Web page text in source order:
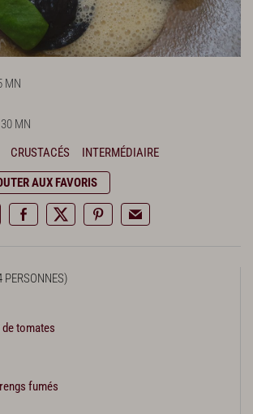
MN
30 MN
CRUSTACÉS INTERMÉDIAIRE
AUX FAVORIS
PERSONNES)
tomates
fumés